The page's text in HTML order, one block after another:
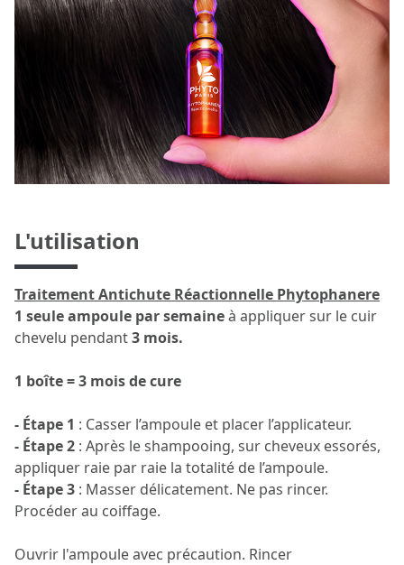
L'utilisation
Traitement Antichute Réactionnelle Phytophanere
1 seule ampoule par semaineà appliquer sur le cuir
chevelu pendant3 mois.
1 boîte = 3 mois de cure
- Étape 1 : Casser l’ampoule et placer l’applicateur.
- Étape 2 : Après le shampooing, sur cheveux essorés,
appliquer raie par raie la totalité de l’ampoule.
- Étape 3 : Masser délicatement. Ne pas rincer.
Procéder au coiffage.
Ouvrir l'ampoule avec précaution. Rincer